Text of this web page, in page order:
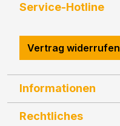
Service-Hotline
Vertrag widerrufen
Informationen
Rechtliches